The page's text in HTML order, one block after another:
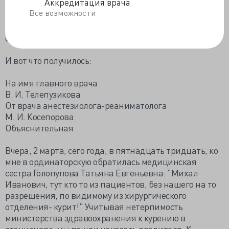
Все возможности
- Не кручиньтесь! Танька,- обратился он к
суппостату!
И вот что получилось:
На имя главного врача
В. И. Телепузикова
От врача анестезиолога-реаниматолога
М. И. Косепорова
Объяснительная
Вчера, 2 марта, сего года, в пятнадцать тридцать, ко
мне в ординаторскую обратилась медицинская
сестра Голопупова Татьяна Евгеньевна: "Михал
Иванович, тут кто то из пациентов, без нашего на то
разрешения, по видимому из хирургического
отделения- курит!" Учитывая нетерпимость
министерства здравоохранения к курению в